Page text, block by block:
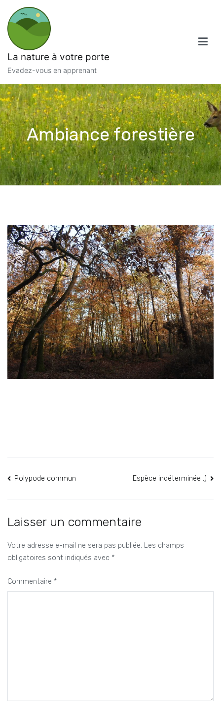
contenu
La nature à votre porte
Evadez-vous en apprenant
Ambiance forestière
Navigation
l’article
Polypode commun Espèce indéterminée :)
Laisser un commentaire
Votre adresse e-mail ne sera pas publiée. Les champs
obligatoires sont indiqués avec *
Commentaire *